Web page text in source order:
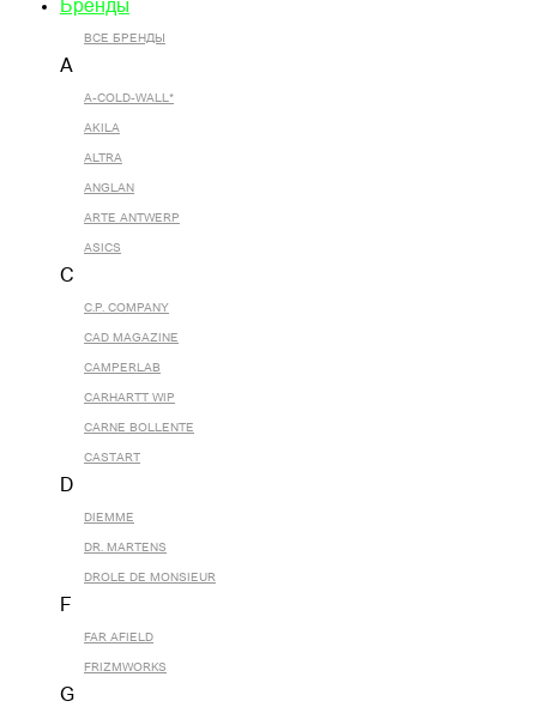
Бренды
ВСЕ БРЕНДЫ
A
A-COLD-WALL*
AKILA
ALTRA
ANGLAN
ARTE ANTWERP
ASICS
C
C.P. COMPANY
CAD MAGAZINE
CAMPERLAB
CARHARTT WIP
CARNE BOLLENTE
CASTART
D
DIEMME
DR. MARTENS
DROLE DE MONSIEUR
F
FAR AFIELD
FRIZMWORKS
G